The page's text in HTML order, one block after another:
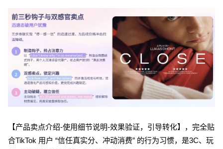
【产品卖点介绍-使用细节说明-效果验证，引导转化】，完全贴
合TikTok 用户 “信任真实分、冲动消费” 的行为习惯，是3C、玩